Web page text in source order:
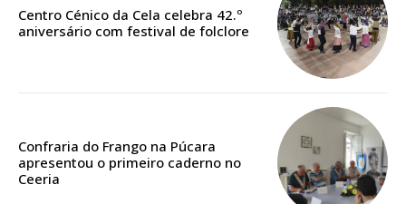
Edição em papel entregue à Quinta-feira em sua
casa
Acesso ao conteúdo online
Acesso aos conteúdos Exclusivos para
Centro Cénico da Cela celebra 42.º
aniversário com festival de folclore
Confraria do Frango na Púcara
apresentou o primeiro caderno no
Ceeria